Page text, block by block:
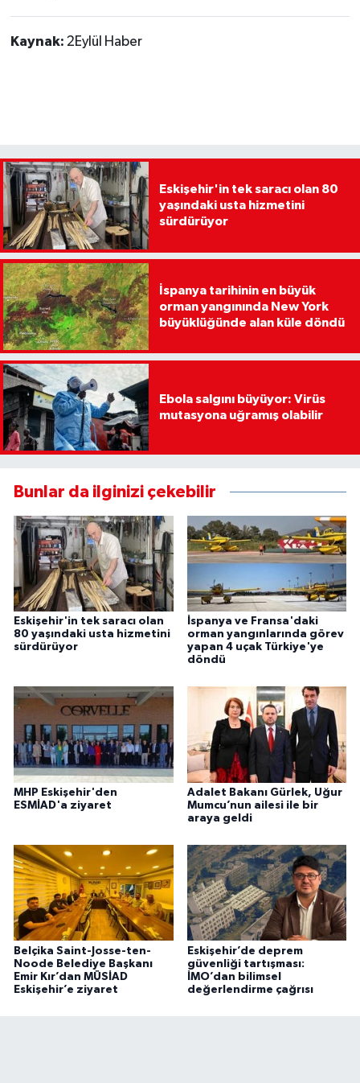
Kaynak: 2Eylül Haber
Eskişehir'in tek saracı olan 80
yaşındaki usta hizmetini
sürdürüyor
İspanya tarihinin en büyük
orman yangınında New York
büyüklüğünde alan küle döndü
Ebola salgını büyüyor: Virüs
mutasyona uğramış olabilir
Bunlar da ilginizi çekebilir
Eskişehir'in tek saracı olan
80 yaşındaki usta hizmetini
sürdürüyor
İspanya ve Fransa'daki
orman yangınlarında görev
yapan 4 uçak Türkiye'ye
döndü
MHP Eskişehir'den
ESMİAD'a ziyaret
Adalet Bakanı Gürlek, Uğur
Mumcu’nun ailesi ile bir
araya geldi
Belçika Saint-Josse-ten-
Noode Belediye Başkanı
Emir Kır’dan MÜSİAD
Eskişehir’e ziyaret
Eskişehir’de deprem
güvenliği tartışması:
İMO’dan bilimsel
değerlendirme çağrısı